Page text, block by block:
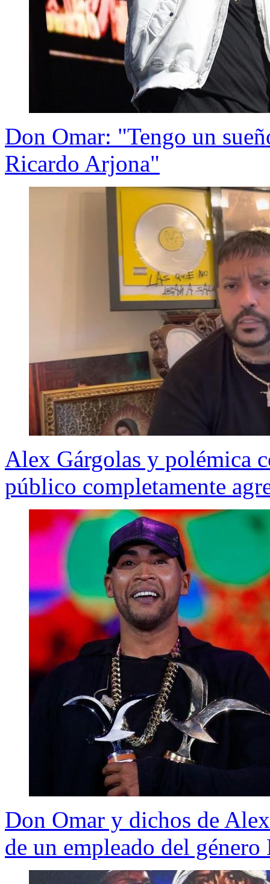
Don Omar: "Tengo un
Ricardo Arjona"
Alex Gárgolas y polémica
público completamente
Don Omar y dichos de
de un empleado del